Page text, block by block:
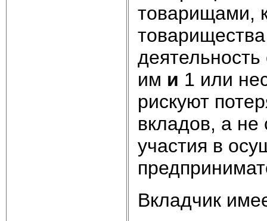
товарищами,
им и 1 или
рискуют
вкладов, а
участия в
Вкладчик